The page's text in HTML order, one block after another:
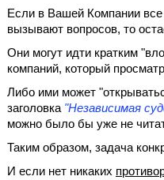
Если в Вашей Компании
вызывают вопросов, то
Они могут идти кратким
компаний, который
Либо ими может
заголовка "Независимая
можно было бы уже не
Таким образом, задача
И если нет никаких